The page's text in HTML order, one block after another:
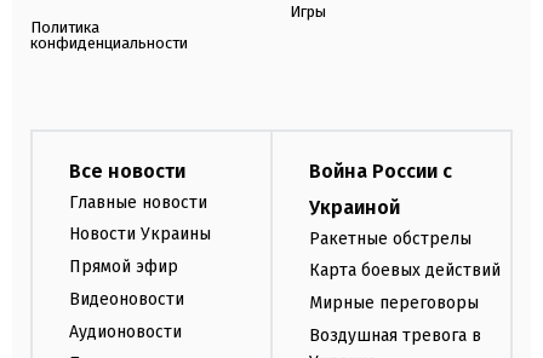
Политика
конфиденциальности
Игры
Все новости
Главные новости
Новости Украины
Прямой эфир
Видеоновости
Аудионовости
Война России с
Украиной
Ракетные обстрелы
Карта боевых действий
Мирные переговоры
Воздушная тревога в